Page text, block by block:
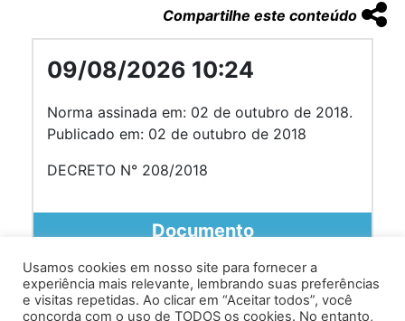
Compartilhe este conteúdo
09/08/2026 10:24
Norma assinada em: 02 de outubro de 2018.
Publicado em: 02 de outubro de 2018
DECRETO N° 208/2018
Documento
Usamos cookies em nosso site para fornecer a
experiência mais relevante, lembrando suas preferências
e visitas repetidas. Ao clicar em “Aceitar todos”, você
concorda com o uso de TODOS os cookies. No entanto,